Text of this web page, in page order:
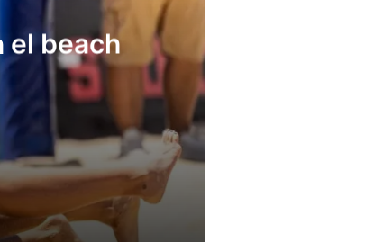
el beach